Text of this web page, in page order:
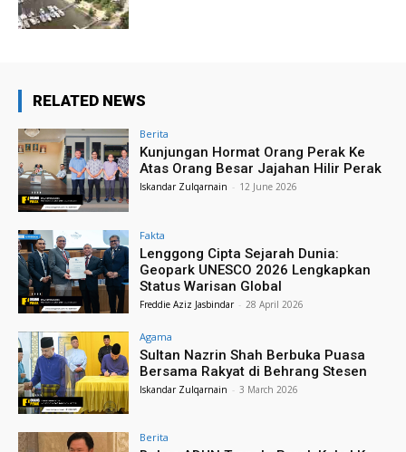
RELATED NEWS
Berita
Kunjungan Hormat Orang Perak Ke
Atas Orang Besar Jajahan Hilir Perak
Iskandar Zulqarnain - 12 June 2026
Fakta
Lenggong Cipta Sejarah Dunia:
Geopark UNESCO 2026 Lengkapkan
Status Warisan Global
Freddie Aziz Jasbindar - 28 April 2026
Agama
Sultan Nazrin Shah Berbuka Puasa
Bersama Rakyat di Behrang Stesen
Iskandar Zulqarnain - 3 March 2026
Berita